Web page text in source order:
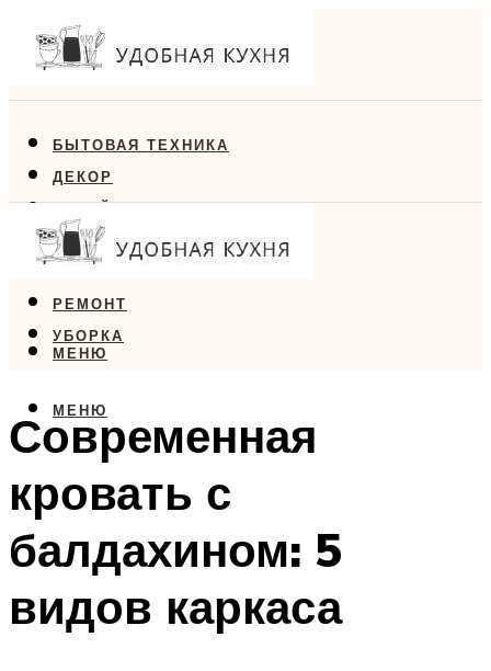
БЫТОВАЯ ТЕХНИКА
ДЕКОР
ДИЗАЙН
ЕДА
РЕМОНТ
УБОРКА
МЕНЮ
МЕНЮ
Современная
кровать с
балдахином: 5
видов каркаса